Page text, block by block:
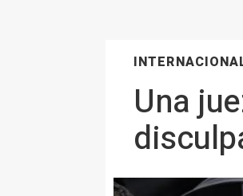
Una